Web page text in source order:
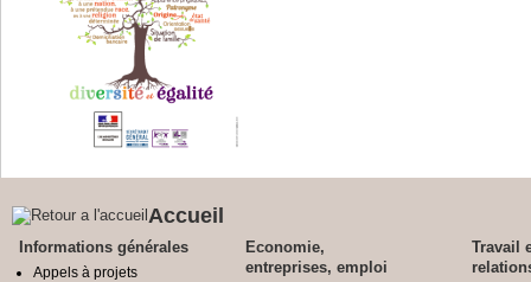
Accueil
Informations générales
Appels à projets
Economie,
entreprises, emploi
Travail